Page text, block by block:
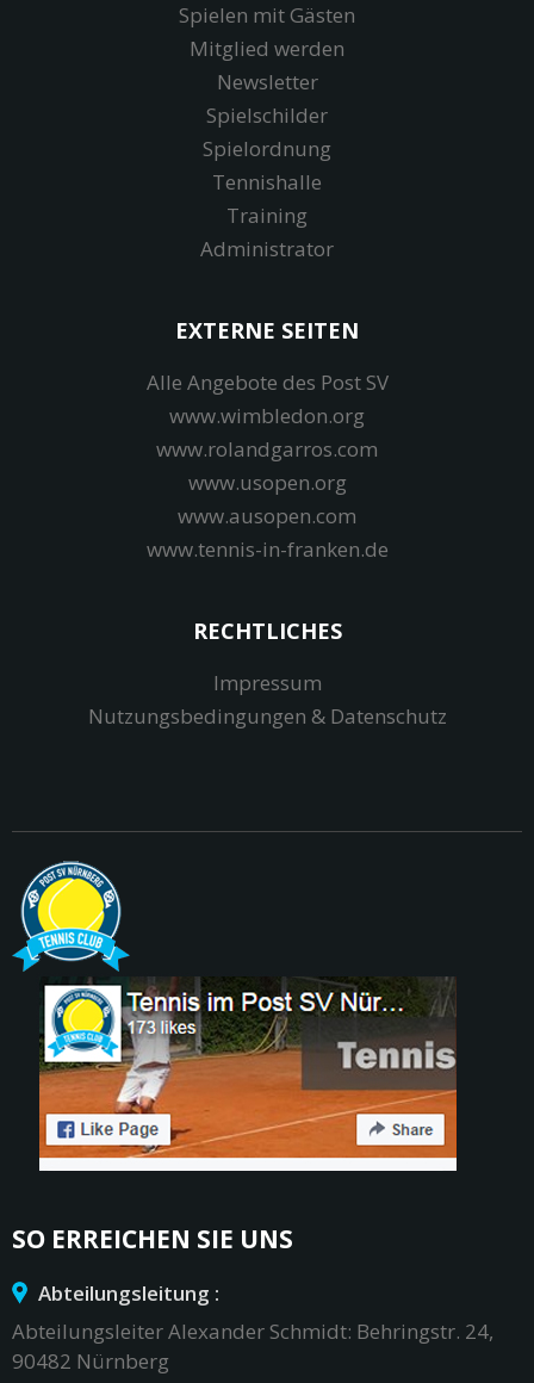
Spielen mit Gästen
Mitglied werden
Newsletter
Spielschilder
Spielordnung
Tennishalle
Training
Administrator
EXTERNE SEITEN
Alle Angebote des Post SV
www.wimbledon.org
www.rolandgarros.com
www.usopen.org
www.ausopen.com
www.tennis-in-franken.de
RECHTLICHES
Impressum
Nutzungsbedingungen & Datenschutz
SO ERREICHEN SIE UNS
Abteilungsleitung :
Abteilungsleiter Alexander Schmidt: Behringstr. 24,
90482 Nürnberg